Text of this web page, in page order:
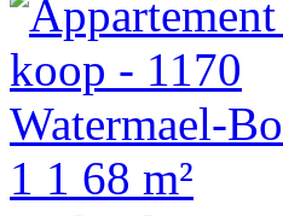
1 1 68 m²